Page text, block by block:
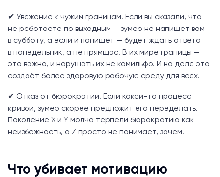
✔ Уважение к чужим границам. Если вы сказали, что
не работаете по выходным — зумер не напишет вам
в субботу, а если и напишет — будет ждать ответа
в понедельник, а не прямщас. В их мире границы —
это важно, и нарушать их не комильфо. И на деле это
создаёт более здоровую рабочую среду для всех.
✔ Отказ от бюрократии. Если какой-то процесс
кривой, зумер скорее предложит его переделать.
Поколение X и Y молча терпели бюрократию как
неизбежность, а Z просто не понимает, зачем.
Что убивает мотивацию